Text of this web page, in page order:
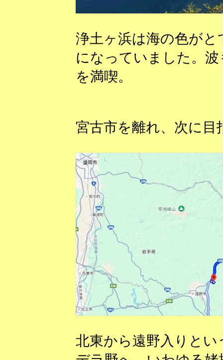
浄土ヶ浜は海の色が
になっていました。
を満喫。
宮古市を離れ、次に目
北東から遠野入りと